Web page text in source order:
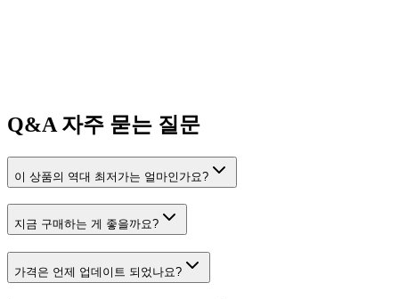
Q&A 자주 묻는 질문
이 상품의 역대 최저가는 얼마인가요?
지금 구매하는 게 좋을까요?
가격은 언제 업데이트 되었나요?